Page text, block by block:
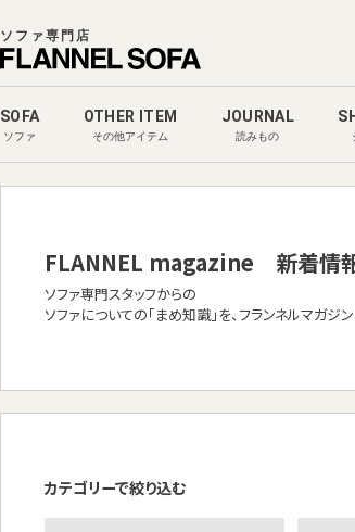
ソファ専門店
SOFA
ソファ
OTHER ITEM
その他アイテム
JOURNAL
読みもの
FLANNEL magazine 新着情
ソファ専門スタッフからの
ソファについての「まめ知識」を、フランネルマガジ
カテゴリーで絞り込む